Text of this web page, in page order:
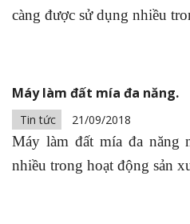
càng được sử dụng nhiều
Máy làm đất mía đa năng.
Tin tức 21/09/2018
Máy làm đất mía đa năng
nhiều trong hoạt động sản